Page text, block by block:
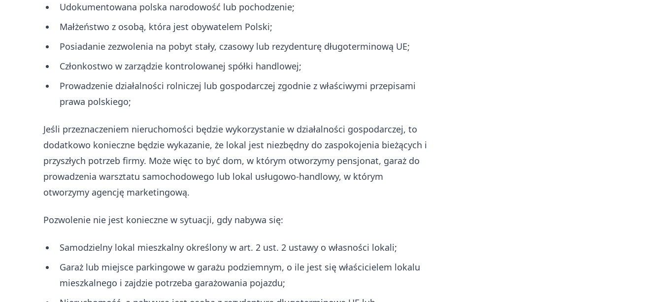
Udokumentowana polska narodowość lub pochodzenie;
Małżeństwo z osobą, która jest obywatelem Polski;
Posiadanie zezwolenia na pobyt stały, czasowy lub rezydenturę długoterminową UE;
Członkostwo w zarządzie kontrolowanej spółki handlowej;
Prowadzenie działalności rolniczej lub gospodarczej zgodnie z właściwymi przepisami
prawa polskiego;
Jeśli przeznaczeniem nieruchomości będzie wykorzystanie w działalności gospodarczej, to
dodatkowo konieczne będzie wykazanie, że lokal jest niezbędny do zaspokojenia bieżących i
przyszłych potrzeb firmy. Może więc to być dom, w którym otworzymy pensjonat, garaż do
prowadzenia warsztatu samochodowego lub lokal usługowo-handlowy, w którym
otworzymy agencję marketingową.
Pozwolenie nie jest konieczne w sytuacji, gdy nabywa się:
Samodzielny lokal mieszkalny określony w art. 2 ust. 2 ustawy o własności lokali;
Garaż lub miejsce parkingowe w garażu podziemnym, o ile jest się właścicielem lokalu
mieszkalnego i zajdzie potrzeba garażowania pojazdu;